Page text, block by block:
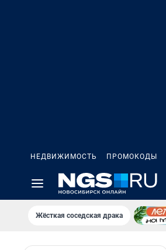
НЕДВИЖИМОСТЬ ПРОМОКОДЫ
Жёсткая соседская драка